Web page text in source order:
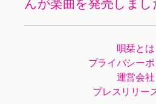
唄栞とは
プライバシー
運営会社
プレスリリー